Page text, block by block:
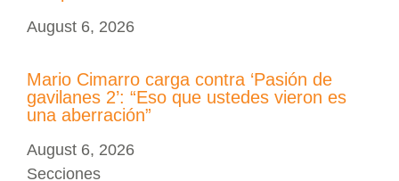
August 6, 2026
Mario Cimarro carga contra ‘Pasión de
gavilanes 2’: “Eso que ustedes vieron es
una aberración”
August 6, 2026
Secciones